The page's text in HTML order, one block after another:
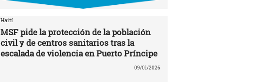
Haití
MSF pide la protección de la población
civil y de centros sanitarios tras la
escalada de violencia en Puerto Príncipe
09/01/2026